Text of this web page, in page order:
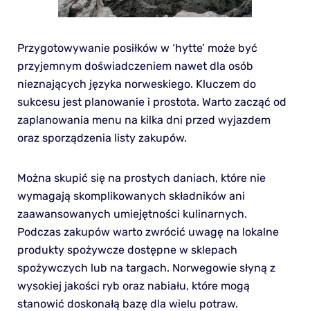
Przygotowywanie posiłków w ‘hytte’ może być
przyjemnym doświadczeniem nawet dla osób
nieznających języka norweskiego. Kluczem do
sukcesu jest planowanie i prostota. Warto zacząć od
zaplanowania menu na kilka dni przed wyjazdem
oraz sporządzenia listy zakupów.
Można skupić się na prostych daniach, które nie
wymagają skomplikowanych składników ani
zaawansowanych umiejętności kulinarnych.
Podczas zakupów warto zwrócić uwagę na lokalne
produkty spożywcze dostępne w sklepach
spożywczych lub na targach. Norwegowie słyną z
wysokiej jakości ryb oraz nabiału, które mogą
stanowić doskonałą bazę dla wielu potraw.